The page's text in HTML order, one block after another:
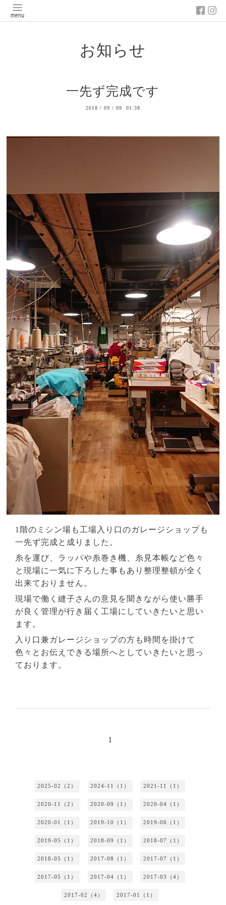
お知らせ
一先ず完成です
2018 / 09 / 09 01:38
1階のミシン場も工場入り口のガレージショップも
一先ず完成と成りました。
糸を運び、ラッパや糸巻き機、糸見本帳など色々
と現場に一気に下ろした事もあり整理整頓が全く
出来ておりません。
現場で働く縫子さんの意見を聞きながら使い勝手
が良く管理が行き届く工場にしていきたいと思い
ます。
入り口兼ガレージショップの方も時間を掛けて
色々とお伝えできる場所へとしていきたいと思っ
ております。
1
2025-02（2） 2024-11（1） 2021-11（1）
2020-11（2） 2020-09（1） 2020-04（1）
2020-01（1） 2019-10（1） 2019-06（1）
2019-05（1） 2018-09（1） 2018-07（1）
2018-05（1） 2017-08（1） 2017-07（1）
2017-05（1） 2017-04（1） 2017-03（4）
2017-02（4） 2017-01（1）